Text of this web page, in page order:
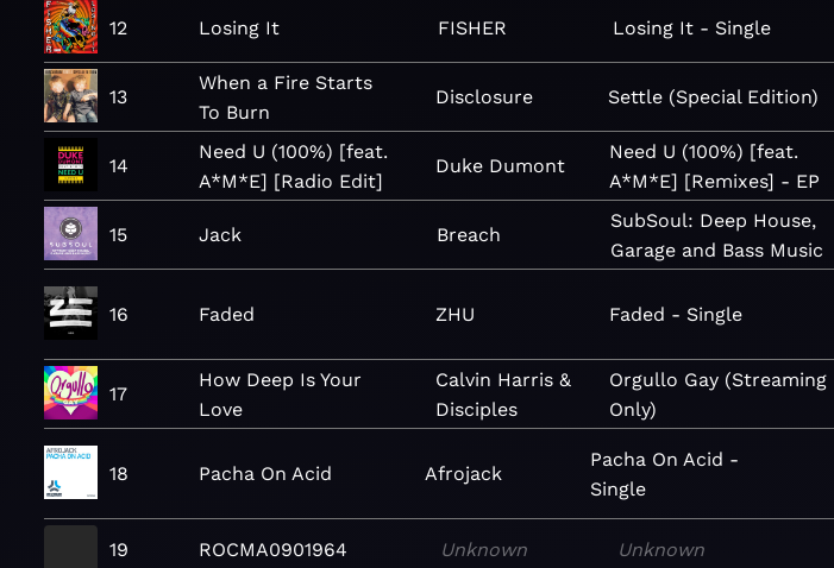
12 Losing It FISHER Losing It - Single
13
When a Fire Starts
To Burn
Disclosure Settle (Special Edition)
14
Need U (100%) [feat.
A*M*E] [Radio Edit]
Duke Dumont
Need U (100%) [feat.
A*M*E] [Remixes] - EP
15 Jack Breach
SubSoul: Deep House,
Garage and Bass Music
16 Faded ZHU Faded - Single
17
How Deep Is Your
Love
Calvin Harris &
Disciples
Orgullo Gay (Streaming
Only)
18 Pacha On Acid Afrojack
Pacha On Acid -
Single
19 ROCMA0901964 Unknown Unknown